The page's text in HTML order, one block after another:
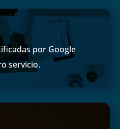
por Google
servicio.